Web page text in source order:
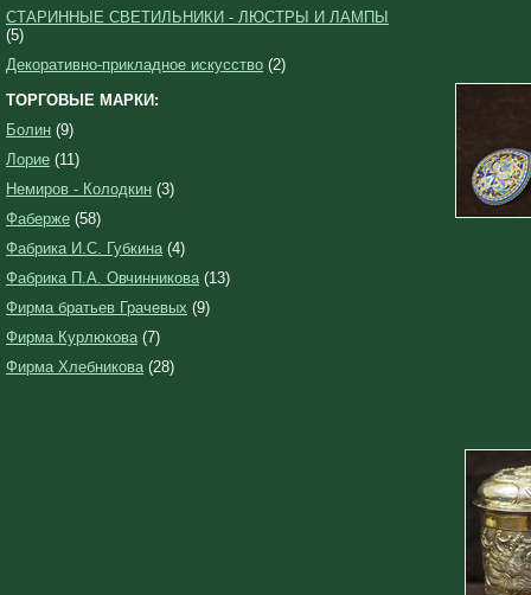
СТАРИННЫЕ СВЕТИЛЬНИКИ - ЛЮСТРЫ И ЛАМПЫ
(5)
Декоративно-прикладное искусство (2)
ТОРГОВЫЕ МАРКИ:
Болин (9)
Лорие (11)
Немиров - Колодкин (3)
Фаберже (58)
Фабрика И.С. Губкина(4)
Фабрика П.А. Овчинникова(13)
Фирма братьев Грачевых (9)
Фирма Курлюкова(7)
Фирма Хлебникова(28)